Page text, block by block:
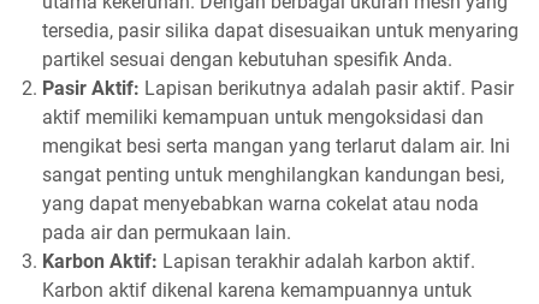
tersedia, pasir silika dapat disesuaikan untuk menyaring
partikel sesuai dengan kebutuhan spesifik Anda.
Pasir Aktif: Lapisan berikutnya adalah pasir aktif. Pasir
aktif memiliki kemampuan untuk mengoksidasi dan
mengikat besi serta mangan yang terlarut dalam air. Ini
sangat penting untuk menghilangkan kandungan besi,
yang dapat menyebabkan warna cokelat atau noda
pada air dan permukaan lain.
Karbon Aktif: Lapisan terakhir adalah karbon aktif.
Karbon aktif dikenal karena kemampuannya untuk